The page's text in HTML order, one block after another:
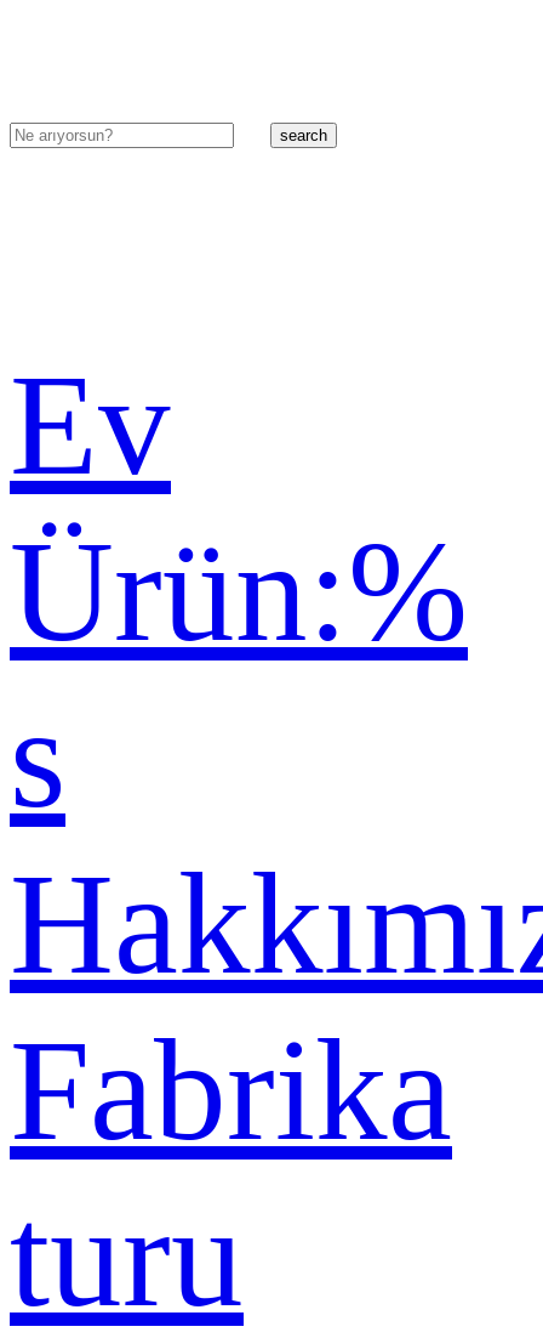
search
Ev
Ürün:%
s
Fabrika
turu